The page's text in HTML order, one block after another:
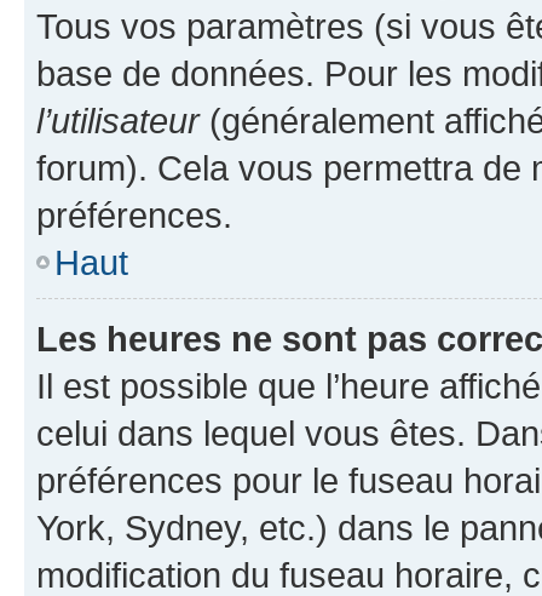
Tous vos paramètres (si vous
base de données. Pour les
l’utilisateur(généralement
forum). Cela vous permettra de
préférences.
Haut
Les heures ne sont pas
Il est possible que l’heure
celui dans lequel vous êtes.
préférences pour le fuseau
York, Sydney, etc.) dans le
modification du fuseau horaire,